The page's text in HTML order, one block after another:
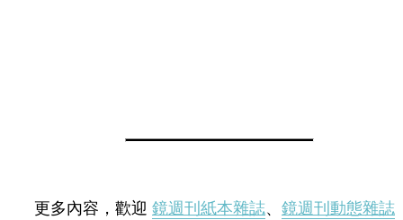
更多內容，歡迎 鏡週刊紙本雜誌、 鏡週刊動態雜誌